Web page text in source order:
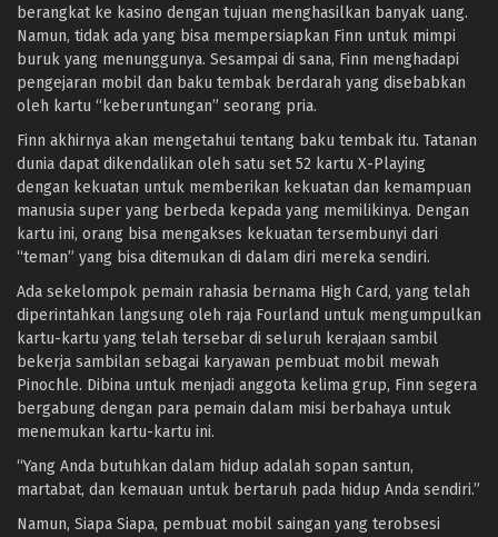
berangkat ke kasino dengan tujuan menghasilkan banyak uang.
Namun, tidak ada yang bisa mempersiapkan Finn untuk mimpi
buruk yang menunggunya. Sesampai di sana, Finn menghadapi
pengejaran mobil dan baku tembak berdarah yang disebabkan
oleh kartu “keberuntungan” seorang pria.
Finn akhirnya akan mengetahui tentang baku tembak itu. Tatanan
dunia dapat dikendalikan oleh satu set 52 kartu X-Playing
dengan kekuatan untuk memberikan kekuatan dan kemampuan
manusia super yang berbeda kepada yang memilikinya. Dengan
kartu ini, orang bisa mengakses kekuatan tersembunyi dari
“teman” yang bisa ditemukan di dalam diri mereka sendiri.
Ada sekelompok pemain rahasia bernama High Card, yang telah
diperintahkan langsung oleh raja Fourland untuk mengumpulkan
kartu-kartu yang telah tersebar di seluruh kerajaan sambil
bekerja sambilan sebagai karyawan pembuat mobil mewah
Pinochle. Dibina untuk menjadi anggota kelima grup, Finn segera
bergabung dengan para pemain dalam misi berbahaya untuk
menemukan kartu-kartu ini.
“Yang Anda butuhkan dalam hidup adalah sopan santun,
martabat, dan kemauan untuk bertaruh pada hidup Anda sendiri.”
Namun, Siapa Siapa, pembuat mobil saingan yang terobsesi